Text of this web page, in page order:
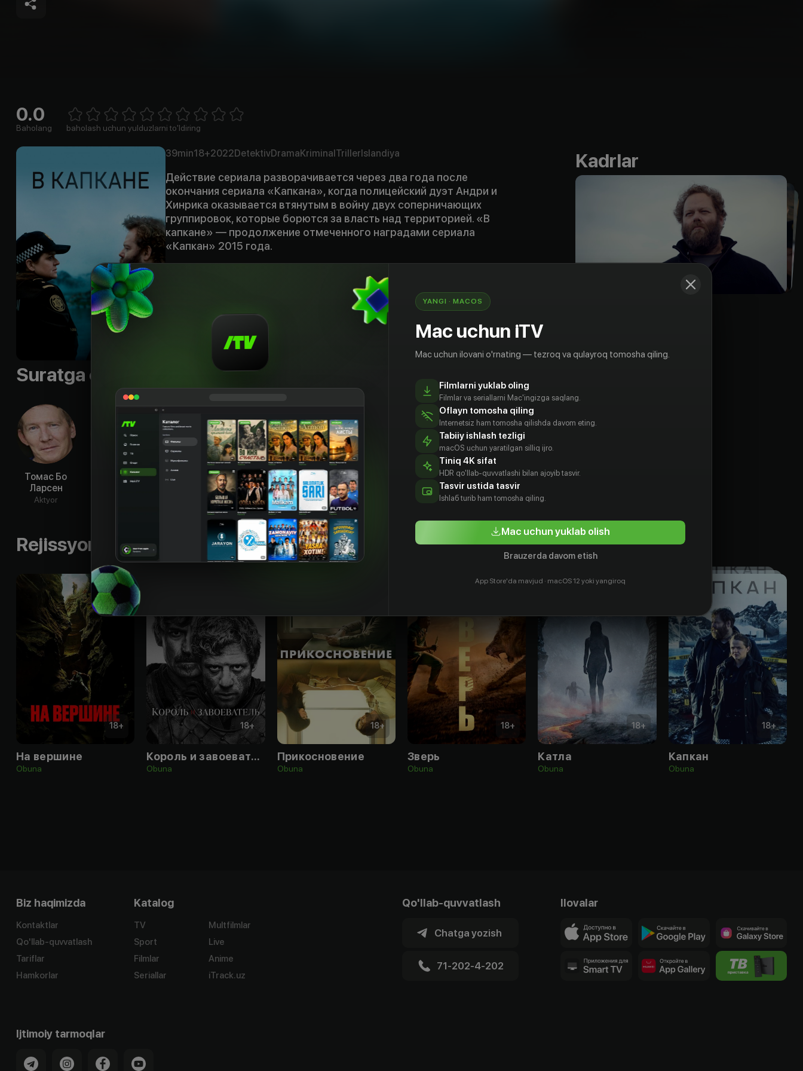
0.0
Baholang 1 Star2 Stars3 Stars4 Stars5 Stars6 Stars7 Stars8 Stars
baholash uchun yulduzlarni to'ldiring
39min18+2022DetektivDramaKriminalTrillerIslandiya
Действие сериала разворачивается через два года после
окончания сериала «Капкана», когда полицейский дуэт Андри и
Хинрика оказывается втянутым в войну двух соперничающих
группировок, которые борются за власть над территорией. «В
капкане» — продолжение отмеченного наградами сериала
«Капкан» 2015 года.
Kadrlar
Suratga olish guruhi
Томас Бо
Ларсен
Aktyor
Оулавюр
Ильмюр
Кристьяунсдоуттир
Мария
Тельма
Смарадоттир
Aktyor
Харалдур
Эри
Стефанссон
Aktyor
Хлинур
Харальдссон
Бальтасар
Кормакур
Rejissyor
Боркур
Rejissyorning boshqa ishlari
18+
На вершине
Obuna
18+
Король и завоеватель
Obuna
18+
Прикосновение
Obuna
18+
Зверь
Obuna
18+
Катла
Obuna
18+
Капкан
Obuna
Biz haqimizda
Kontaktlar
Qo'llab-quvvatlash
Tariflar
Hamkorlar
Katalog
TV
Sport
Filmlar
Seriallar
Multfilmlar
Live
Anime
iTrack.uz
Qo'llab-quvvatlash
Chatga yozish
71-202-4-202
Ilovalar
Ijtimoiy tarmoqlar
YANGI · MACOS
Mac uchun iTV
Mac uchun ilovani o'rnating — tezroq va qulayroq tomosha qiling.
Filmlarni yuklab oling
Filmlar va seriallarni Mac'ingizga saqlang.
Oflayn tomosha qiling
Internetsiz ham tomosha qilishda davom eting.
Tabiiy ishlash tezligi
macOS uchun yaratilgan silliq ijro.
Tiniq 4K sifat
HDR qo'llab-quvvatlashi bilan ajoyib tasvir.
Tasvir ustida tasvir
Ishlаб turib ham tomosha qiling.
Mac uchun yuklab olish
Brauzerda davom etish
App Store'da mavjud · macOS 12 yoki yangiroq